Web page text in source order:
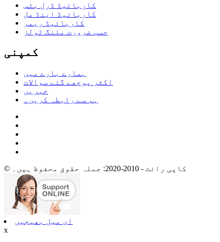
کاربائیڈ ڈرل بٹس
کاربائیڈ اینڈ مل
کاربائیڈ ریمر
حسب ضرورت ملنگ ٹولز
کمپنی
ہمارے بارے میں
اکثر پوچھے گئے سوالات
خبریں
ہم سے رابطہ کریں۔
© کاپی رائٹ - 2010-2020: جملہ حقوق محفوظ ہیں۔
ای میل بھیجیں
x